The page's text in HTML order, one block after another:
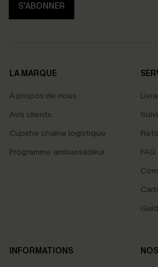
S'ABONNER
LA MARQUE
À propos de nous
Avis clients
Cupshe chaîne logistique
Programme ambassadeur
FAQ
INFORMATIONS